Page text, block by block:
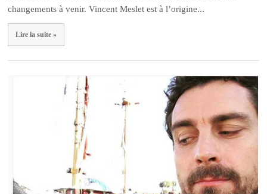
changements à venir. Vincent Meslet est à l’origine...
Lire la suite »